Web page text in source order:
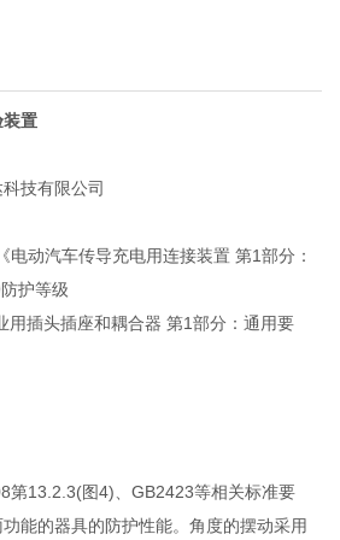
装置
技有限公司
动汽车传导充电用连接装置 第1部分：
护等级
用插头插座和耦合器 第1部分：通用要
第13.2.3(图4)、GB2423等相关标准要
能的器具的防护性能。角度的摆动采用